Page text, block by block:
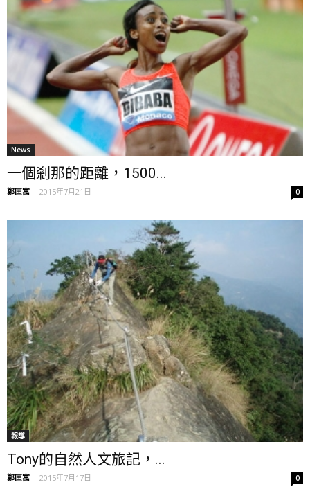
News
一個剎那的距離，1500...
鄭匡寓 - 2015年7月21日 0
報導
Tony的自然人文旅記，...
鄭匡寓 - 2015年7月17日 0